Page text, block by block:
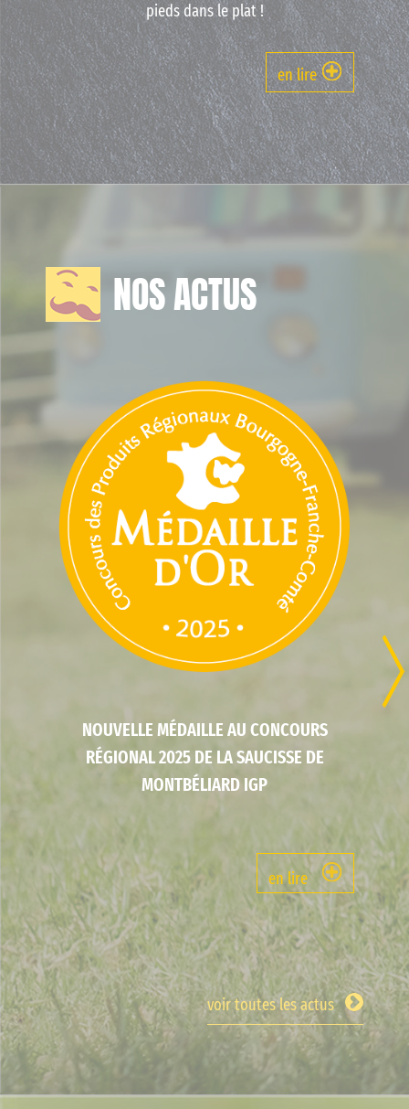
pieds dans le plat !
en lire
NOS ACTUS
NOUVELLE MÉDAILLE AU CONCOURS
RÉGIONAL 2025 DE LA SAUCISSE DE
MONTBÉLIARD IGP
en lire
voir toutes les actus